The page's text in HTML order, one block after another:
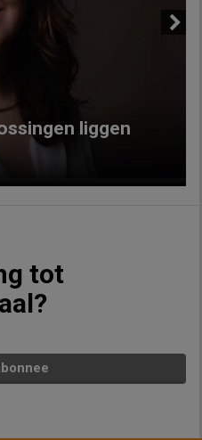
liggen
tot